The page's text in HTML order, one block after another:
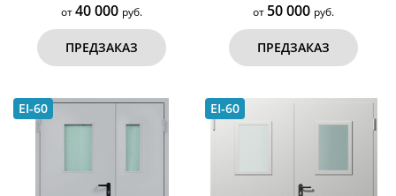
от40 000 руб.
ПРЕДЗАКАЗ
от 50 000 руб.
ПРЕДЗАКАЗ
EI-60 EI-60